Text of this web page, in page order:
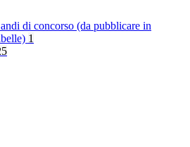
di concorso (da pubblicare in
1